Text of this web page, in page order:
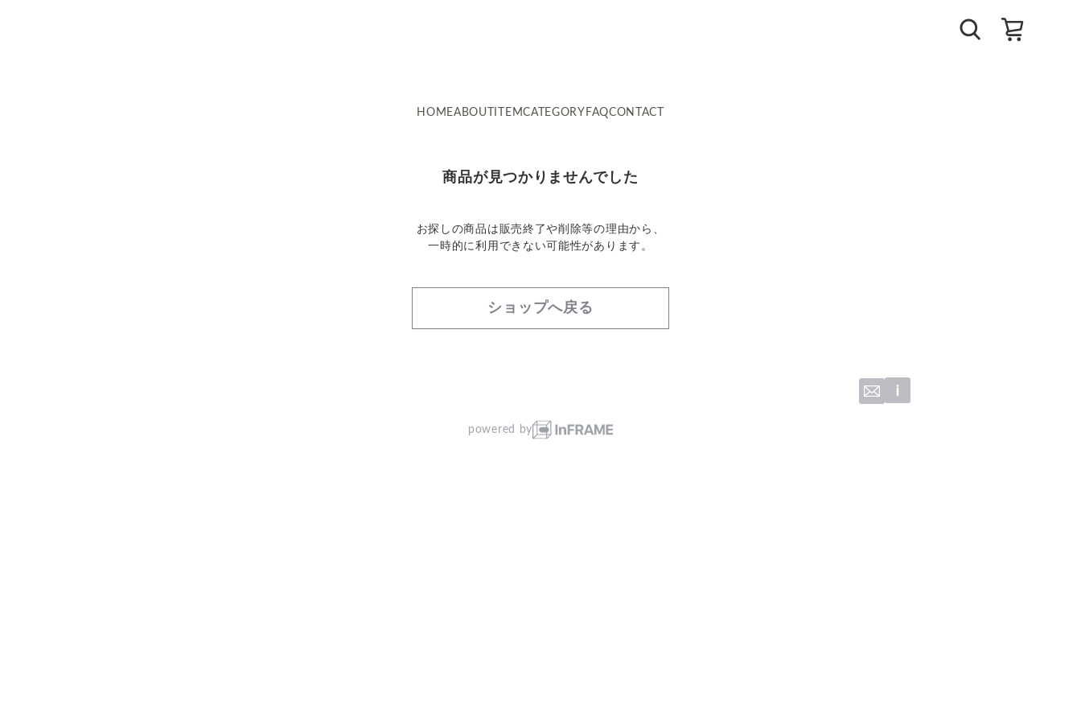
HOMEABOUT ITEMCATEGORY FAQCONTACT
商品が見つかりませんでした
お探しの商品は販売終了や削除等の理由から、
一時的に利用できない可能性があります。
ショップへ戻る
powered by